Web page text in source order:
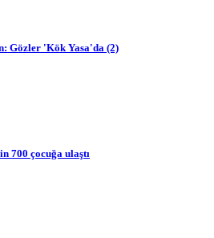
Gözler 'Kök Yasa'da (2)
700 çocuğa ulaştı